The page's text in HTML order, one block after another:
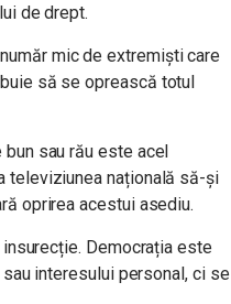
de drept.
mic de extremiști care
să se oprească totul
sau rău este acel
televiziunea națională să-și
oprirea acestui asediu.
Democrația este
interesului personal, ci se